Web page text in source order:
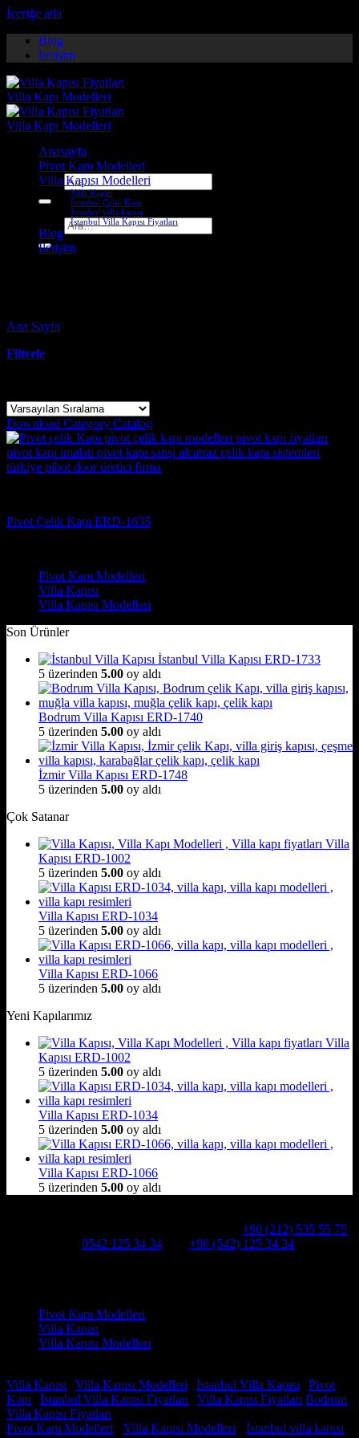
İçeriğe atla
Blog
İletişim
Ara:
Anasayfa
Pivot Kapı Modelleri
Villa Kapısı Modelleri
Villa Kapısı
İstanbul Çelik Kapı
İstanbul villa kapısı
İstanbul Villa Kapısı Fiyatları
Blog
İletişim
Ana Sayfa
Filtrele
Download Category Catalog
Pivot Çelik Kapı ERD-1635
Pivot Kapı Modelleri
Villa Kapısı
Villa Kapısı Modelleri
Son Ürünler
İstanbul Villa Kapısı ERD-1733
5 üzerinden 5.00 oy aldı
Bodrum Villa Kapısı ERD-1740
5 üzerinden 5.00 oy aldı
İzmir Villa Kapısı ERD-1748
5 üzerinden 5.00 oy aldı
Çok Satanar
Villa
Kapısı ERD-1002
5 üzerinden 5.00 oy aldı
Villa Kapısı ERD-1034
5 üzerinden 5.00 oy aldı
Villa Kapısı ERD-1066
5 üzerinden 5.00 oy aldı
Yeni Kapılarımız
Villa
Kapısı ERD-1002
5 üzerinden 5.00 oy aldı
Villa Kapısı ERD-1034
5 üzerinden 5.00 oy aldı
Villa Kapısı ERD-1066
5 üzerinden 5.00 oy aldı
+90 (212) 535 55 75
0542 125 34 34
+90 (542) 125 34 34
Pivot Kapı Modelleri
Villa Kapısı
Villa Kapısı Modelleri
Villa Kapısı
Villa Kapısı Modelleri İstanbul Villa Kapısı
Pivot
Kapı
İstanbul Villa Kapısı Fiyatları Villa Kapısı Fiyatları Bodrum
Villa Kapısı Fiyatları
Pivot Kapı Modelleri
Villa Kapısı Modelleri
İstanbul villa kapısı